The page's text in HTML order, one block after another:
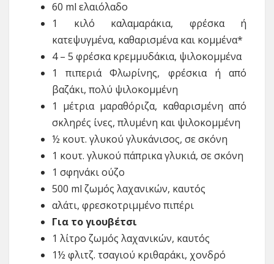
60 ml ελαιόλαδο
1 κιλό καλαμαράκια, φρέσκα ή
κατεψυγμένα, καθαρισμένα και κομμένα*
4 – 5 φρέσκα κρεμμυδάκια, ψιλοκομμένα
1 πιπεριά Φλωρίνης, φρέσκια ή από
βαζάκι, πολύ ψιλοκομμένη
1 μέτρια μαραθόριζα, καθαρισμένη από
σκληρές ίνες, πλυμένη και ψιλοκομμένη
½ κουτ. γλυκού γλυκάνισος, σε σκόνη
1 κουτ. γλυκού πάπρικα γλυκιά, σε σκόνη
1 σφηνάκι ούζο
500 ml ζωμός λαχανικών, καυτός
αλάτι, φρεσκοτριμμένο πιπέρι
Για το γιουβέτσι
1 λίτρο ζωμός λαχανικών, καυτός
1½ φλιτζ. τσαγιού κριθαράκι, χονδρό